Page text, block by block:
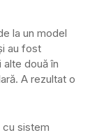
la un model
au fost
două în
A rezultat o
cu sistem